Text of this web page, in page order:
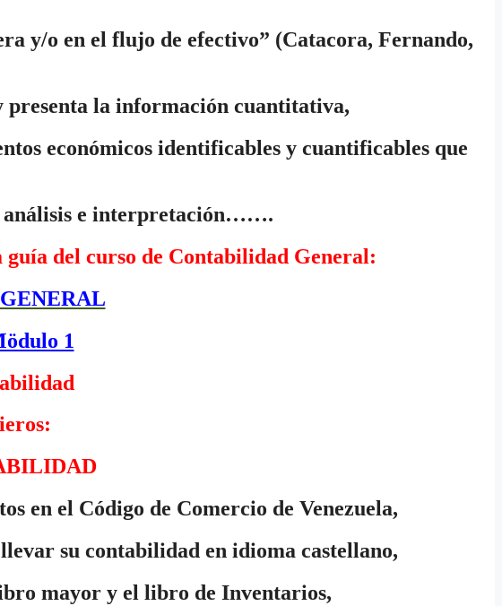
y/o en el flujo de efectivo” (Catacora, Fernando,
presenta la información cuantitativa,
económicos identificables y cuantificables que
análisis e interpretación…….
guía del curso de Contabilidad General:
1
en el Código de Comercio de Venezuela,
su contabilidad en idioma castellano,
mayor y el libro de Inventarios,